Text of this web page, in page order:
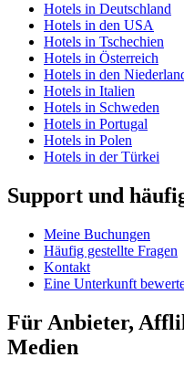
Hotels in Deutschland
Hotels in den USA
Hotels in Tschechien
Hotels in Österreich
Hotels in den
Hotels in Italien
Hotels in Schweden
Hotels in Portugal
Hotels in Polen
Hotels in der Türkei
Support und
Meine Buchungen
Häufig gestellte Fragen
Kontakt
Eine Unterkunft
Für Anbieter,
Medien